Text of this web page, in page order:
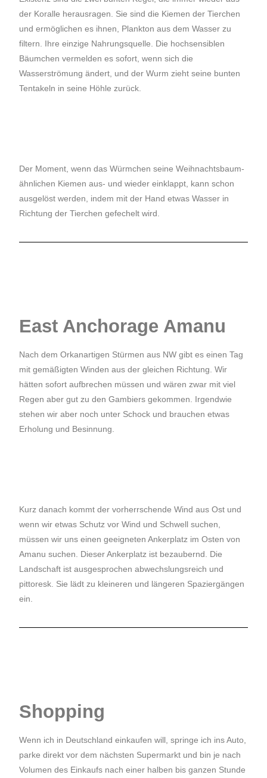
der Koralle herausragen. Sie sind die Kiemen der Tierchen
und ermöglichen es ihnen, Plankton aus dem Wasser zu
filtern. Ihre einzige Nahrungsquelle. Die hochsensiblen
Bäumchen vermelden es sofort, wenn sich die
Wasserströmung ändert, und der Wurm zieht seine bunten
Tentakeln in seine Höhle zurück.
Der Moment, wenn das Würmchen seine Weihnachtsbaum-
ähnlichen Kiemen aus- und wieder einklappt, kann schon
ausgelöst werden, indem mit der Hand etwas Wasser in
Richtung der Tierchen gefechelt wird.
East Anchorage Amanu
Nach dem Orkanartigen Stürmen aus NW gibt es einen Tag
mit gemäßigten Winden aus der gleichen Richtung. Wir
hätten sofort aufbrechen müssen und wären zwar mit viel
Regen aber gut zu den Gambiers gekommen. Irgendwie
stehen wir aber noch unter Schock und brauchen etwas
Erholung und Besinnung.
Kurz danach kommt der vorherrschende Wind aus Ost und
wenn wir etwas Schutz vor Wind und Schwell suchen,
müssen wir uns einen geeigneten Ankerplatz im Osten von
Amanu suchen. Dieser Ankerplatz ist bezaubernd. Die
Landschaft ist ausgesprochen abwechslungsreich und
pittoresk. Sie lädt zu kleineren und längeren Spaziergängen
ein.
Shopping
Wenn ich in Deutschland einkaufen will, springe ich ins Auto,
parke direkt vor dem nächsten Supermarkt und bin je nach
Volumen des Einkaufs nach einer halben bis ganzen Stunde